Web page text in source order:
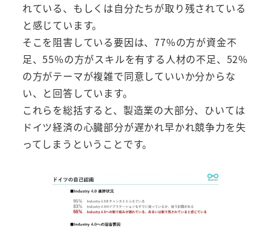
れている、もしくは自分たちが取り残されている
と感じています。
そこを阻害している要因は、77%の方が資金不
足、55%の方がスキルを有する人材の不足、52%
の方がテーマが複雑で同意していいか分からな
い、と回答しています。
これらを総括すると、製造業の大部分、ひいては
ドイツ経済の心臓部分が遅かれ早かれ競争力を失
ってしまうということです。